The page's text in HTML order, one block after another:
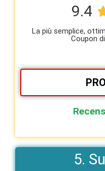
9.4
La più semplice,
Coupon
5.